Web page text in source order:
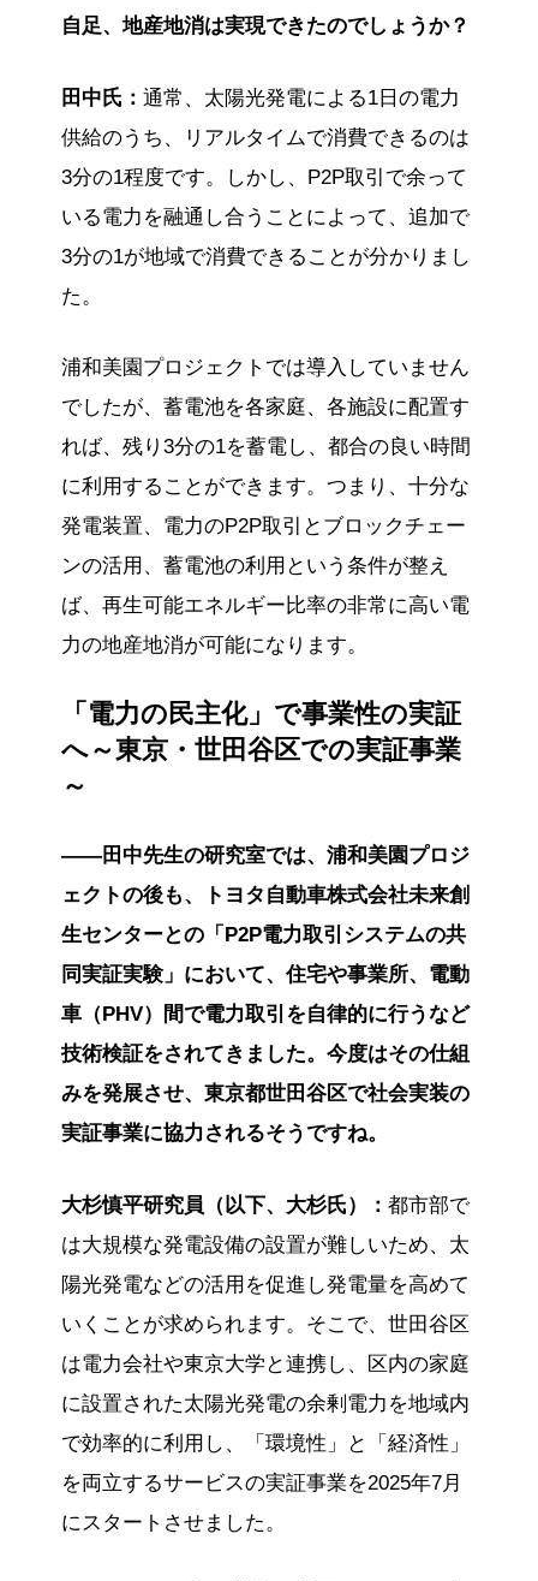
自足、地産地消は実現できたのでしょうか？
田中氏： 通常、太陽光発電による1日の電力
供給のうち、リアルタイムで消費できるのは
3分の1程度です。しかし、P2P取引で余って
いる電力を融通し合うことによって、追加で
3分の1が地域で消費できることが分かりまし
た。
浦和美園プロジェクトでは導入していません
でしたが、蓄電池を各家庭、各施設に配置す
れば、残り3分の1を蓄電し、都合の良い時間
に利用することができます。つまり、十分な
発電装置、電力のP2P取引とブロックチェー
ンの活用、蓄電池の利用という条件が整え
ば、再生可能エネルギー比率の非常に高い電
力の地産地消が可能になります。
「電力の民主化」で事業性の実証
へ～東京・世田谷区での実証事業
～
——田中先生の研究室では、浦和美園プロジ
ェクトの後も、トヨタ自動車株式会社未来創
生センターとの「P2P電力取引システムの共
同実証実験」において、住宅や事業所、電動
車（PHV）間で電力取引を自律的に行うなど
技術検証をされてきました。今度はその仕組
みを発展させ、東京都世田谷区で社会実装の
実証事業に協力されるそうですね。
大杉慎平研究員（以下、大杉氏）： 都市部で
は大規模な発電設備の設置が難しいため、太
陽光発電などの活用を促進し発電量を高めて
いくことが求められます。そこで、世田谷区
は電力会社や東京大学と連携し、区内の家庭
に設置された太陽光発電の余剰電力を地域内
で効率的に利用し、「環境性」と「経済性」
を両立するサービスの実証事業を2025年7月
にスタートさせました。